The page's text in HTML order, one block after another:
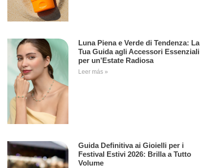
Luna Piena e Verde di Tendenza: La
Tua Guida agli Accessori Essenziali
per un’Estate Radiosa
Leer más »
Guida Definitiva ai Gioielli per i
Festival Estivi 2026: Brilla a Tutto
Volume